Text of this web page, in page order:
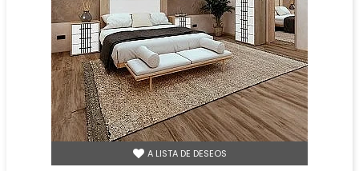
A LISTA DE DESEOS